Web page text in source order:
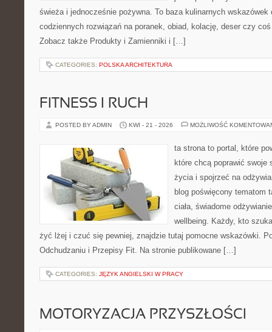
świeża i jednocześnie pożywna. To baza kulinarnych
codziennych rozwiązań na poranek, obiad, kolację, deser czy
Zobacz także Produkty i Zamienniki i […]
CATEGORIES: POLSKA ARCHITEKTURA
FITNESS I RUCH
POSTED BY ADMIN KWI - 21 - 2026 MOŻLIWOŚĆ
ta strona to portal, które
które chcą poprawić
życia i spojrzeć na
blog poświęcony tematom
ciała, świadome
wellbeing. Każdy, kto
żyć lżej i czuć się pewniej, znajdzie tutaj pomocne wskazówki.
Odchudzaniu i Przepisy Fit. Na stronie publikowane […]
CATEGORIES: JĘZYK ANGIELSKI W PRACY
MOTORYZACJA PRZYSZŁOŚCI